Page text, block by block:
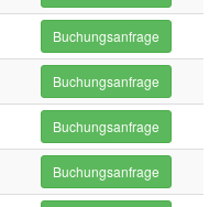
Buchungsanfrage
Buchungsanfrage
Buchungsanfrage
Buchungsanfrage